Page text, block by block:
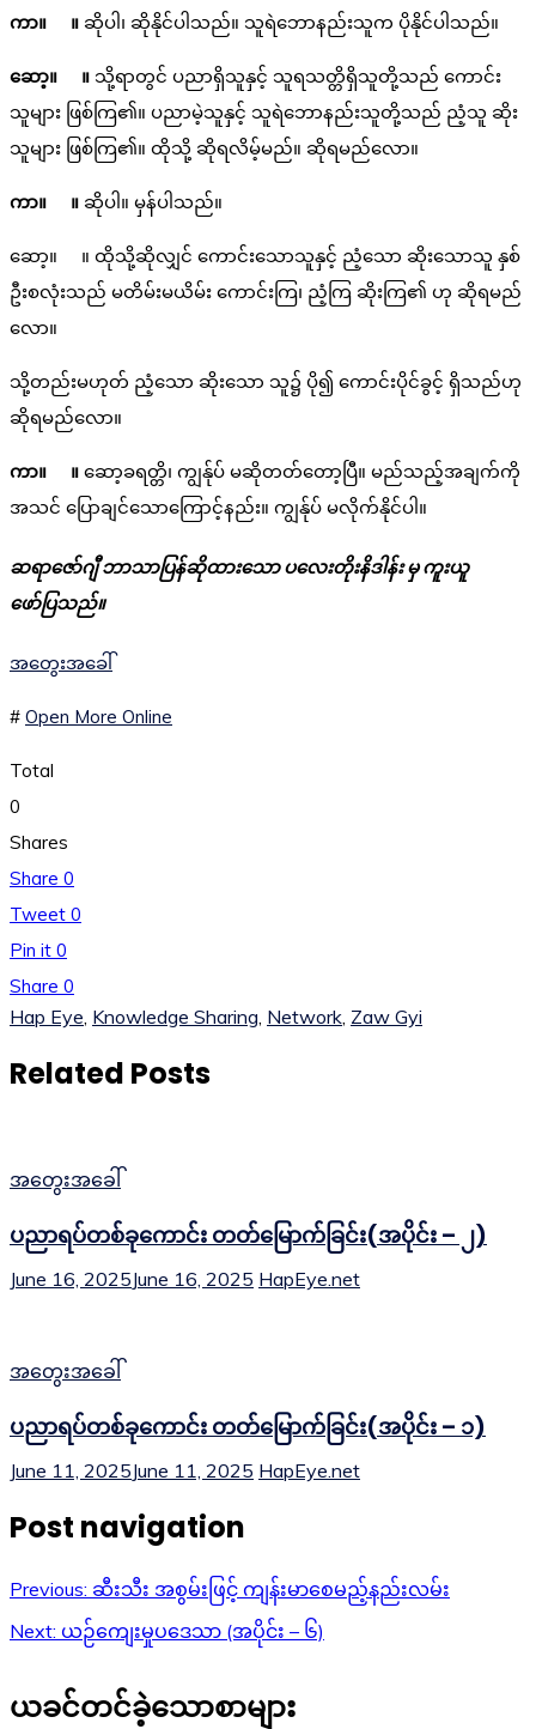
ကာ။ ။ ဆိုပါ၊ ဆိုနိုင်ပါသည်။ သူရဲဘောနည်းသူက ပိုနိုင်ပါသည်။
ဆော့။ ။ သို့ရာတွင် ပညာရှိသူနှင့် သူရသတ္တိရှိသူတို့သည် ကောင်း
သူများ ဖြစ်ကြ၏။ ပညာမဲ့သူနှင့် သူရဲဘောနည်းသူတို့သည် ညံ့သူ ဆိုး
သူများ ဖြစ်ကြ၏။ ထိုသို့ ဆိုရလိမ့်မည်။ ဆိုရမည်လော။
ကာ။ ။ ဆိုပါ။ မှန်ပါသည်။
ဆော့။ ။ ထိုသို့ဆိုလျှင် ကောင်းသောသူနှင့် ညံ့သော ဆိုးသောသူ နှစ်
ဦးစလုံးသည် မတိမ်းမယိမ်း ကောင်းကြ၊ ညံ့ကြ ဆိုးကြ၏ ဟု ဆိုရမည်
လော။
သို့တည်းမဟုတ် ညံ့သော ဆိုးသော သူ၌ ပို၍ ကောင်းပိုင်ခွင့် ရှိသည်ဟု
ဆိုရမည်လော။
ကာ။ ။ ဆော့ခရတ္တိ၊ ကျွန်ုပ် မဆိုတတ်တော့ပြီ။ မည်သည့်အချက်ကို
အသင် ပြောချင်သောကြောင့်နည်း။ ကျွန်ုပ် မလိုက်နိုင်ပါ။
ဆရာဇော်ဂျီ ဘာသာပြန်ဆိုထားသော ပလေးတိုးနိဒါန်း မှ ကူးယူ
ဖော်ပြသည်။
အတွေးအခေါ်
# Open More Online
Total
0
Shares
Share 0
Tweet 0
Pin it 0
Share 0
Hap Eye Knowledge Sharing Network Zaw Gyi
Related Posts
အတွေးအခေါ်
ပညာရပ်တစ်ခုကောင်း တတ်မြောက်ခြင်း(အပိုင်း – ၂)
June 16, 2025June 16, 2025 HapEye.net
အတွေးအခေါ်
ပညာရပ်တစ်ခုကောင်း တတ်မြောက်ခြင်း(အပိုင်း – ၁)
June 11, 2025June 11, 2025 HapEye.net
Post navigation
Previous: ဆီးသီး အစွမ်းဖြင့် ကျန်းမာစေမည့်နည်းလမ်း
Next: ယဉ်ကျေးမှုပဒေသာ (အပိုင်း – ၆)
ယခင်တင်ခဲ့သောစာများ